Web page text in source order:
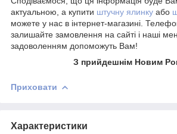
актуальною, а купити штучну ялинку або
можете у нас в інтернет-магазині.
залишайте замовлення на сайті і наші
задоволенням допоможуть Вам!
З прийдешнім Новим
Приховати
Характеристики